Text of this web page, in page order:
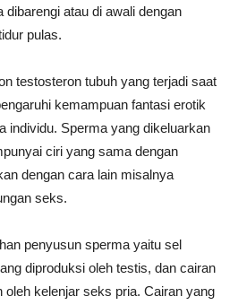
atau di awali dengan
pulas.
testosteron tubuh yang terjadi saat
kemampuan fantasi erotik
individu. Sperma yang dikeluarkan
ciri yang sama dengan
dengan cara lain misalnya
seks.
penyusun sperma yaitu sel
diproduksi oleh testis, dan cairan
kelenjar seks pria. Cairan yang